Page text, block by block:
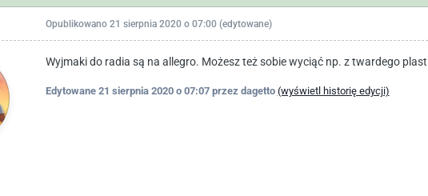
Opublikowano 21 sierpnia 2020 o 07:00 (edytowane)
Wyjmaki do radia są na allegro. Możesz też sobie wyciąć np. z twardego
Edytowane 21 sierpnia 2020 o 07:07przez dagetto (wyświetl historię edycji)